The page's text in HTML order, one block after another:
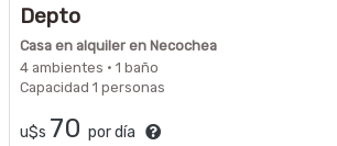
Depto
Casa en alquiler en Necochea
4 ambientes · 1 baño
Capacidad 1 personas
u$s 70 por día